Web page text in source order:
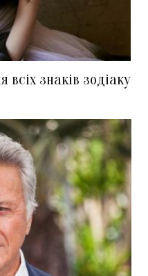
знаків зодіаку